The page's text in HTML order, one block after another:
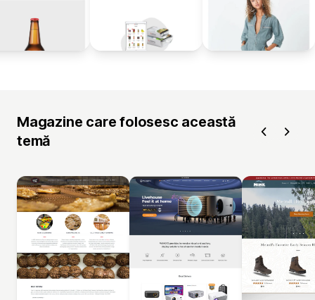
Magazine care folosesc această
temă